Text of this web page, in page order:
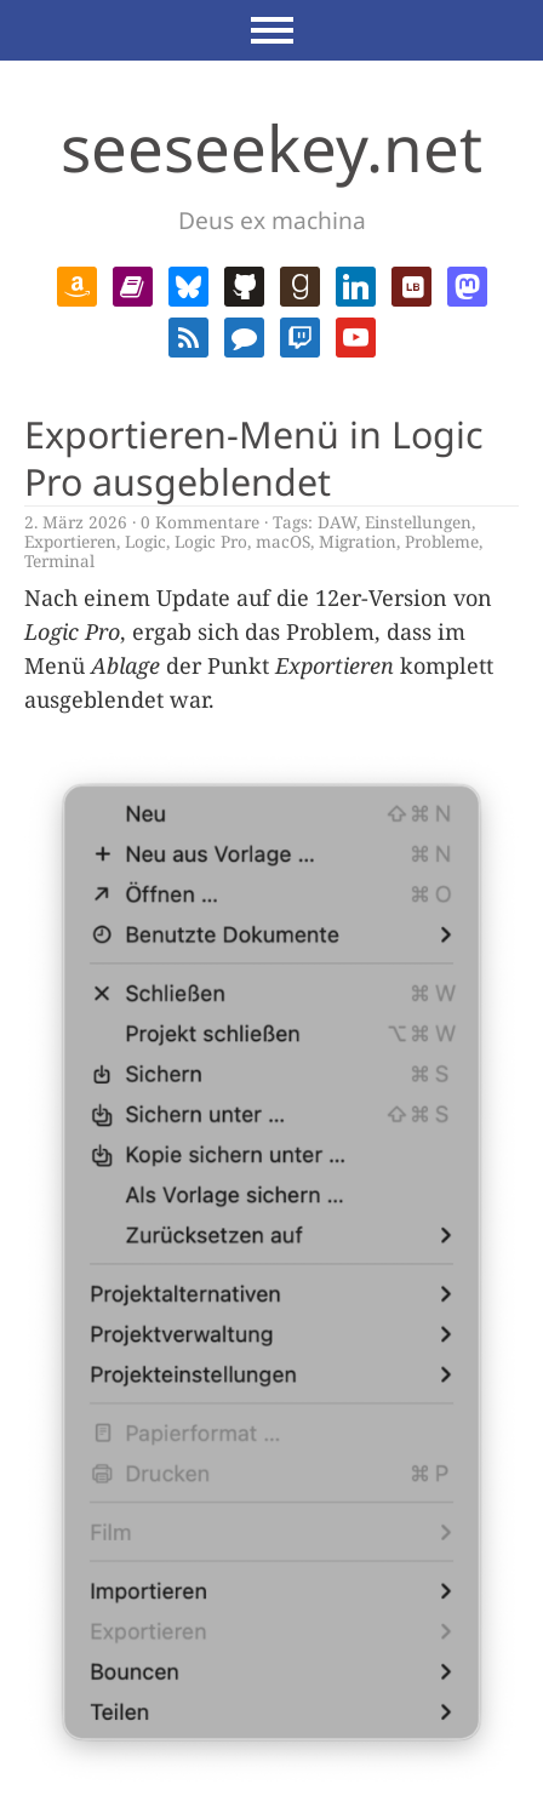
seeseekey.net
Deus ex machina
Exportieren-Menü in Logic
Pro ausgeblendet
2. März 2026 0 Kommentare Tags: DAW, Einstellungen,
Exportieren, Logic, Logic Pro, macOS, Migration, Probleme,
Terminal
Nach einem Update auf die 12er-Version von
Logic Pro, ergab sich das Problem, dass im
Menü Ablage der Punkt Exportieren komplett
ausgeblendet war.